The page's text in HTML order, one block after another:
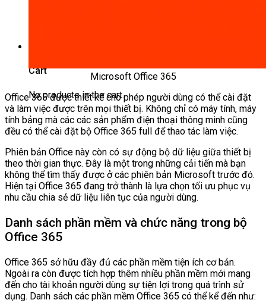
Cart
No products in the cart.
Microsoft Office 365
Office 365 được thiết kế cho phép người dùng có thể cài đặt
và làm việc được trên mọi thiết bị. Không chỉ có máy tính, máy
tính bảng mà các các sản phẩm điện thoại thông minh cũng
đều có thể cài đặt bộ Office 365 full để thao tác làm việc.
Phiên bản Office này còn có sự động bộ dữ liệu giữa thiết bị
theo thời gian thực. Đây là một trong những cải tiến mà bạn
không thể tìm thấy được ở các phiên bản Microsoft trước đó.
Hiện tại Office 365 đang trở thành là lựa chọn tối ưu phục vụ
nhu cầu chia sẻ dữ liệu liên tục của người dùng.
Danh sách phần mềm và chức năng trong bộ
Office 365
Office 365 sở hữu đầy đủ các phần mềm tiện ích cơ bản.
Ngoài ra còn được tích hợp thêm nhiều phần mềm mới mang
đến cho tài khoản người dùng sự tiện lợi trong quá trình sử
dụng. Danh sách các phần mềm Office 365 có thể kể đến như: